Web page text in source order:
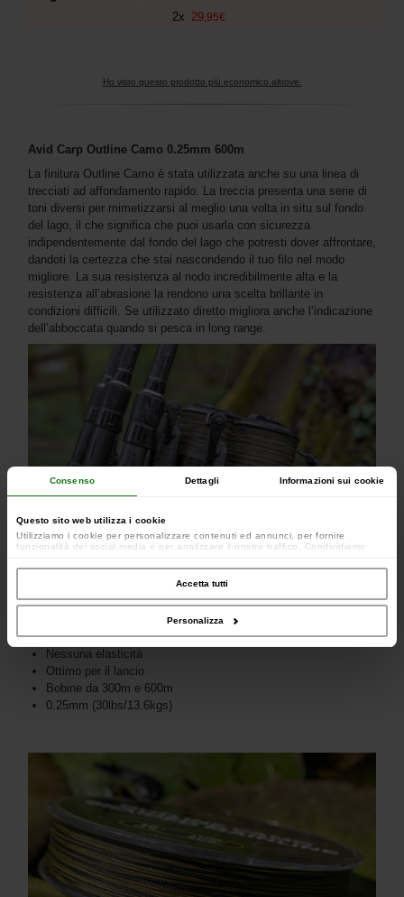
Consenso Dettagli Informazioni sui cookie
Questo sito web utilizza i cookie
Utilizziamo i cookie per personalizzare contenuti ed annunci, per fornire
funzionalità dei social media e per analizzare il nostro traffico. Condividiamo
occupano di analisi dei dati web, pubblicità e social media, i quali potrebbero
combinarle con altre informazioni che hai fornito loro o che hanno raccolto dal
Accetta tutti
Personalizza
2x 29 95€
Ho visto questo prodotto più economico altrove.
Avid Carp Outline Camo 0.25mm 600m
La finitura Outline Camo è stata utilizzata anche su una linea di
trecciati ad affondamento rapido. La treccia presenta una serie di
toni diversi per mimetizzarsi al meglio una volta in situ sul fondo
del lago, il che significa che puoi usarla con sicurezza
indipendentemente dal fondo del lago che potresti dover affrontare,
dandoti la certezza che stai nascondendo il tuo filo nel modo
migliore. La sua resistenza al nodo incredibilmente alta e la
resistenza all’abrasione la rendono una scelta brillante in
condizioni difficili. Se utilizzato diretto migliora anche l’indicazione
dell’abboccata quando si pesca in long range.
Colore Outline Camo per un mimetismo perfetto
Nessuna elasticità
Ottimo per il lancio
Bobine da 300m e 600m
0.25mm (30lbs/13.6kgs)